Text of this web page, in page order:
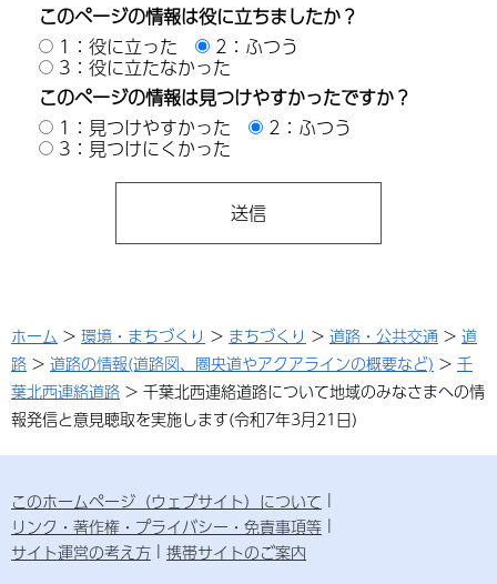
このページの情報は役に立ちましたか？
1：役に立った
2：ふつう
3：役に立たなかった
このページの情報は見つけやすかったですか？
1：見つけやすかった
2：ふつう
3：見つけにくかった
ホーム > 環境・まちづくり > まちづくり > 道路・公共交通 > 道
路 > 道路の情報(道路図、圏央道やアクアラインの概要など) > 千
葉北西連絡道路 > 千葉北西連絡道路について地域のみなさまへの情
報発信と意見聴取を実施します(令和7年3月21日)
このホームページ（ウェブサイト）について
リンク・著作権・プライバシー・免責事項等
サイト運営の考え方
携帯サイトのご案内